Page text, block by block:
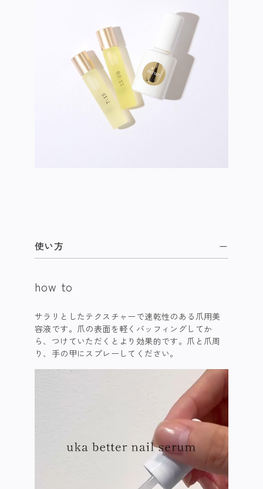
使い方
how to
サラリとしたテクスチャーで速乾性のある爪用美
容液です。爪の表面を軽くバッフィングしてか
ら、つけていただくとより効果的です。爪と爪周
り、手の甲にスプレーしてください。